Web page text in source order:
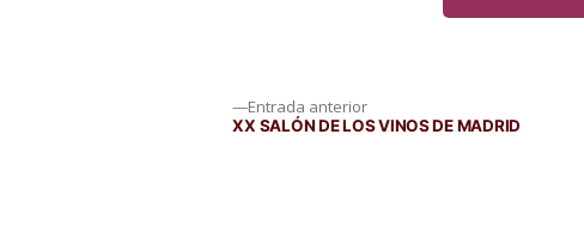
Entrada anteriorEntrada
anterior:
XX SALÓN DE LOS VINOS DE MADRID